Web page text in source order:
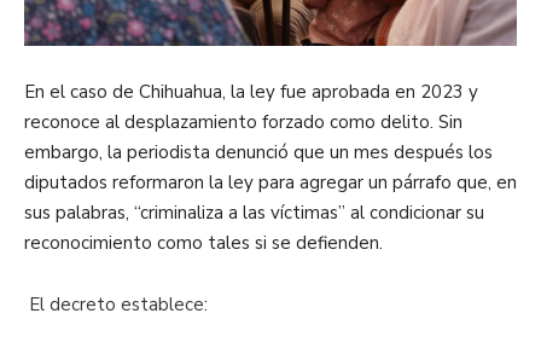
En el caso de Chihuahua, la ley fue aprobada en 2023 y
reconoce al desplazamiento forzado como delito. Sin
embargo, la periodista denunció que un mes después los
diputados reformaron la ley para agregar un párrafo que, en
sus palabras, “criminaliza a las víctimas” al condicionar su
reconocimiento como tales si se defienden.
El decreto establece: